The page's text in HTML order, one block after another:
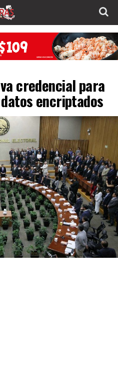
credencial para
encriptados